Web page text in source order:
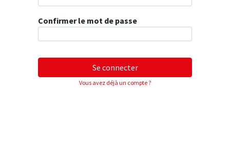
Confirmer le mot de passe
Se connecter
Vous avez déjà un compte ?